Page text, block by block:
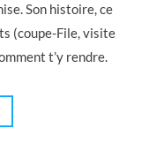
Son histoire, ce
(coupe-File, visite
t’y rendre.